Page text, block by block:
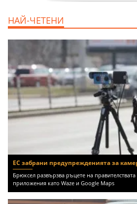
EUR
НАЙ-ЧЕТЕНИ
ЕС забрани предупрежденията за
Брюксел развързва ръцете на
приложения като Waze и Google Maps